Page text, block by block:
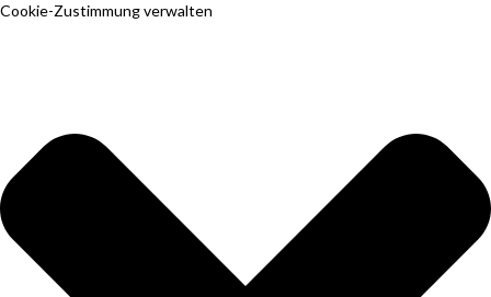
Cookie-Zustimmung verwalten